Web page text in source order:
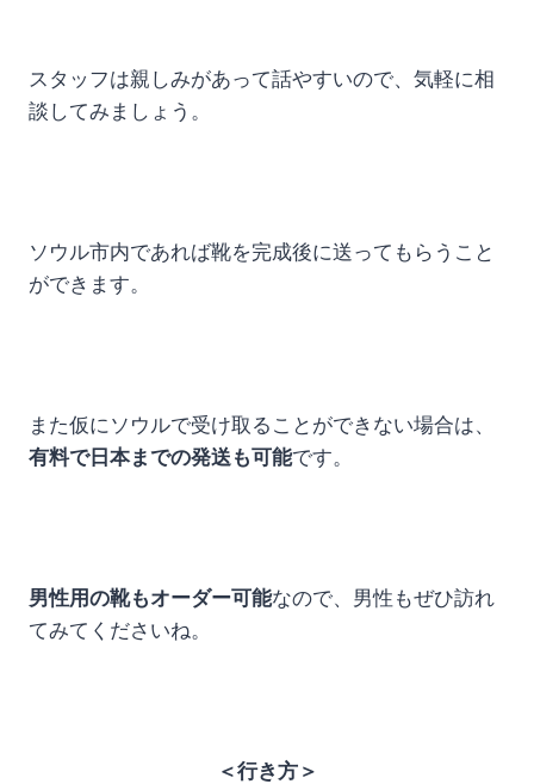
スタッフは親しみがあって話やすいので、気軽に相
談してみましょう。
ソウル市内であれば靴を完成後に送ってもらうこと
ができます。
また仮にソウルで受け取ることができない場合は、
有料で日本までの発送も可能です。
男性用の靴もオーダー可能なので、男性もぜひ訪れ
てみてくださいね。
＜行き方＞